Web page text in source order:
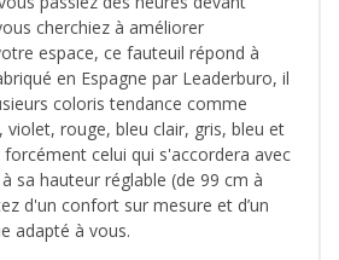
cherchiez à améliorer
espace, ce fauteuil répond à
en Espagne par Leaderburo, il
coloris tendance comme
rouge, bleu clair, gris, bleu et
celui qui s'accordera avec
sa hauteur réglable (de 99 cm à
d'un confort sur mesure et d’un
adapté à vous.